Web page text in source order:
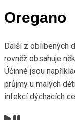
Oregano
Další z oblíbených
rovněž obsahuje
Účinné jsou
průjmy u malých
infekcí dýchacích